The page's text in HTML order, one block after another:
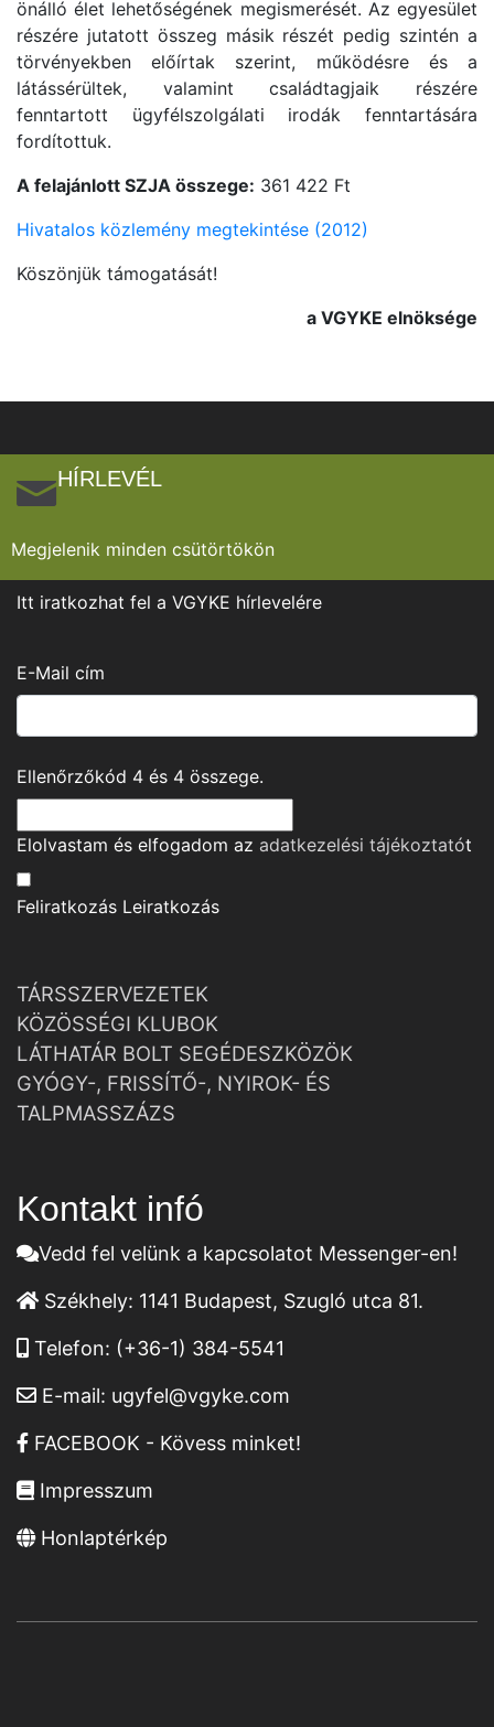
önálló élet lehetőségének megismerését. Az egyesület
részére jutatott összeg másik részét pedig szintén a
törvényekben előírtak szerint, működésre és a
látássérültek, valamint családtagjaik részére
fenntartott ügyfélszolgálati irodák fenntartására
fordítottuk.
A felajánlott SZJA összege: 361 422 Ft
Hivatalos közlemény megtekintése (2012)
Köszönjük támogatását!
a VGYKE elnöksége
HÍRLEVÉL
Megjelenik minden csütörtökön
Itt iratkozhat fel a VGYKE hírlevelére
E-Mail cím
Ellenőrzőkód 4 és 4 összege.
Elolvastam és elfogadom az adatkezelési tájékoztatót
Feliratkozás Leiratkozás
TÁRSSZERVEZETEK
KÖZÖSSÉGI KLUBOK
LÁTHATÁR BOLT SEGÉDESZKÖZÖK
GYÓGY-, FRISSÍTŐ-, NYIROK- ÉS
TALPMASSZÁZS
Kontakt infó
Vedd fel velünk a kapcsolatot Messenger-en!
Székhely: 1141 Budapest, Szugló utca 81.
Telefon: (+36-1) 384-5541
E-mail: ugyfel@vgyke.com
FACEBOOK - Kövess minket!
Impresszum
Honlaptérkép